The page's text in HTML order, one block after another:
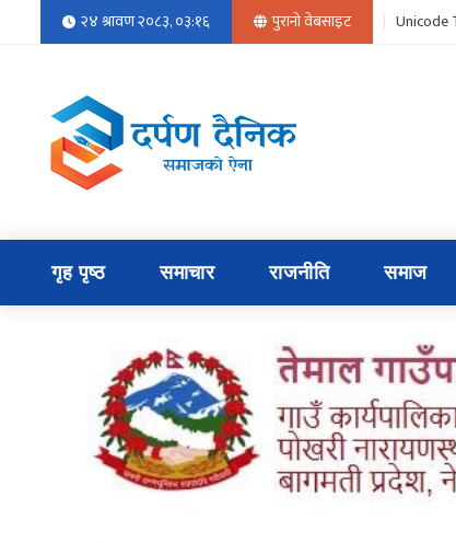
२४ श्रावण २०८३, ०३:१६ पुरानो वेबसाइट Unicode
गृह पृष्ठ समाचार राजनीति समाज